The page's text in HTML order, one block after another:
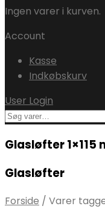
Ingen varer i kurven.
Account
Kasse
Indkøbskurv
User Login
Søg
Glasløfter 1×115
Glasløfter
Forside / Varer